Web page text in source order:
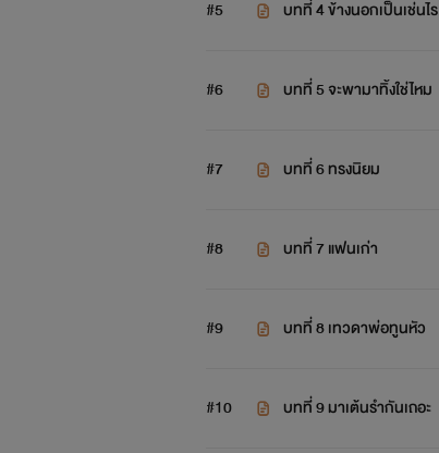
#5 บทที่ 4 ข้างนอกเป็นเช่นไร
#6 บทที่ 5 จะพามาทิ้งใช่ไหม
#7 บทที่ 6 ทรงนิยม
#8 บทที่ 7 แฟนเก่า
#9 บทที่ 8 เทวดาพ่อทูนหัว
#10 บทที่ 9 มาเต้นรำกันเถอะ